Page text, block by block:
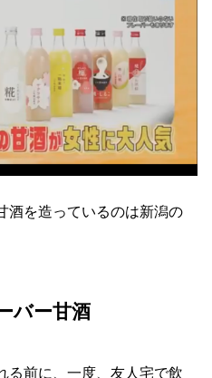
酒を造っているのは新潟の
バー甘酒
る前に、一度、友人宅で飲